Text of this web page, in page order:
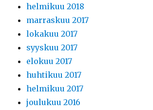
helmikuu 2018
marraskuu 2017
lokakuu 2017
syyskuu 2017
elokuu 2017
huhtikuu 2017
helmikuu 2017
joulukuu 2016